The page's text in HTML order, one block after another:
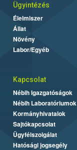
Ügyintézés
Élelmiszer
Állat
Növény
Labor/Egyéb
Kapcsolat
Nébih Igazgatóságok
Nébih Laboratóriumok
Kormányhivatalok
Sajtókapcsolat
Ügyfélszolgálat
Hatósági jogsegély